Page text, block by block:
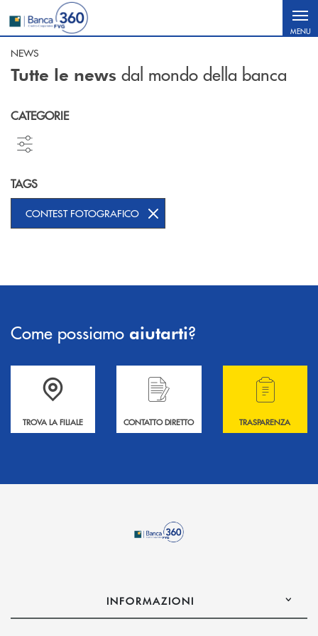
Salta al contenuto principale
MENU
NEWS
Tutte le news dal mondo della banca
CATEGORIE
TAGS
CONTEST FOTOGRAFICO
Come possiamo aiutarti?
Accedi all' elenco completo delle filiali .
TROVA LA FILIALE
Hai bisogno di informazioni? Contattaci !
CONTATTO DIRETTO
Hai bisogno di
TRASPARENZA
INFORMAZIONI